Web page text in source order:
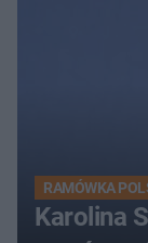
RAMÓWKA
Karolina